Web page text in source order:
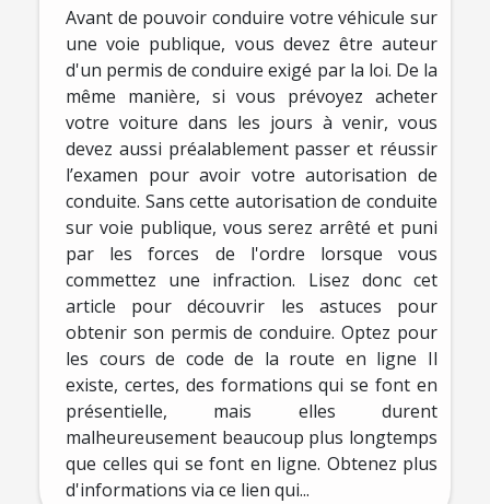
Avant de pouvoir conduire votre véhicule sur
une voie publique, vous devez être auteur
d'un permis de conduire exigé par la loi. De la
même manière, si vous prévoyez acheter
votre voiture dans les jours à venir, vous
devez aussi préalablement passer et réussir
l’examen pour avoir votre autorisation de
conduite. Sans cette autorisation de conduite
sur voie publique, vous serez arrêté et puni
par les forces de l'ordre lorsque vous
commettez une infraction. Lisez donc cet
article pour découvrir les astuces pour
obtenir son permis de conduire. Optez pour
les cours de code de la route en ligne Il
existe, certes, des formations qui se font en
présentielle, mais elles durent
malheureusement beaucoup plus longtemps
que celles qui se font en ligne. Obtenez plus
d'informations via ce lien qui...